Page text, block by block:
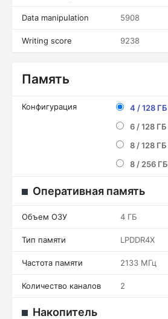
Data manipulation 5908
Writing score 9238
Память
Конфигурация
4 / 128 ГБ
6 / 128 ГБ
8 / 128 ГБ
8 / 256 ГБ
Оперативная память
Объем ОЗУ 4 ГБ
Тип памяти LPDDR4X
Частота памяти 2133 МГц
Количество каналов 2
Накопитель